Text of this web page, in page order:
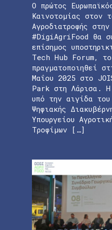
Ο πρώτος
Καινοτομίας στον
Αγροδιατροφής
#DigiAgriFood θα
επίσημος
Tech Hub Forum,
πραγματοποιηθεί
Μαΐου 2025 στο
Park στη Λάρισα. Η
υπό την αιγίδα του
Ψηφιακής
Υπουργείου
Τροφίμων […]